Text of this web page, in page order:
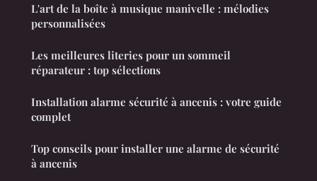
L'art de la boîte à musique manivelle : mélodies
personnalisées
Les meilleures literies pour un sommeil
réparateur : top sélections
Installation alarme sécurité à ancenis : votre guide
complet
Top conseils pour installer une alarme de sécurité
à ancenis